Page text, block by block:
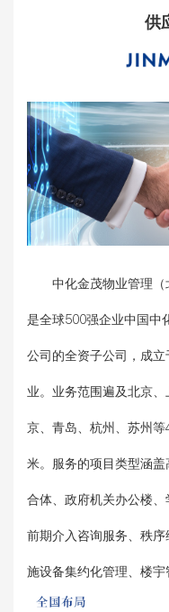
供
中化金茂物业管理（
是全球500强企业中国中
公司的全资子公司，成
业。业务范围遍及北京
京、青岛、杭州、苏州
米。服务的项目类型涵
合体、政府机关办公楼
前期介入咨询服务、秩
施设备集约化管理、楼宇